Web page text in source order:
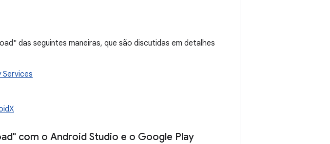
das seguintes maneiras, que são discutidas em detalhes
Services
com o Android Studio e o Google Play